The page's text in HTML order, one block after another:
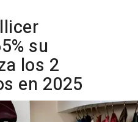
su
los 2
en 2025